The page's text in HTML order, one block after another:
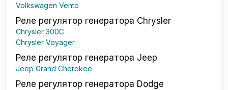
Volkswagen Vento
Реле регулятор генератора Chrysler
Chrysler 300C
Chrysler Voyager
Реле регулятор генератора Jeep
Jeep Grand Cherokee
Реле регулятор генератора Dodge